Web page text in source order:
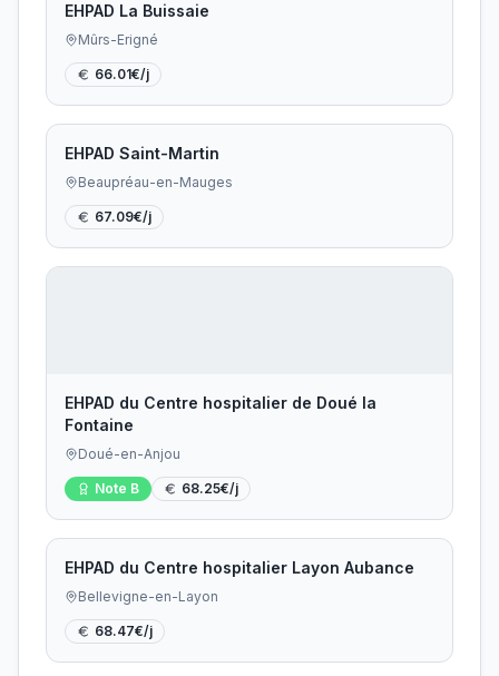
EHPAD La Buissaie
Mûrs-Erigné
66.01€/j
EHPAD Saint-Martin
Beaupréau-en-Mauges
67.09€/j
EHPAD du Centre hospitalier de Doué la
Fontaine
Doué-en-Anjou
Note B 68.25€/j
EHPAD du Centre hospitalier Layon Aubance
Bellevigne-en-Layon
68.47€/j